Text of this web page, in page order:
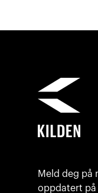
Meld deg på
oppdatert på